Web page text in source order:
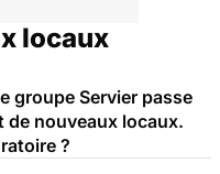
locaux
groupe Servier passe
de nouveaux locaux.
?